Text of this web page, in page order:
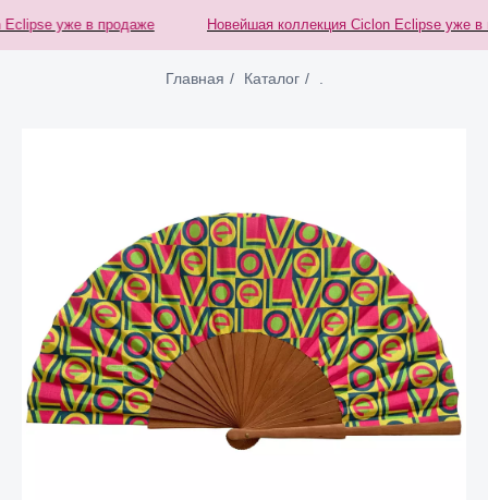
уже в продаже Новейшая коллекция Ciclon Eclipse уже в
Главная / Каталог /